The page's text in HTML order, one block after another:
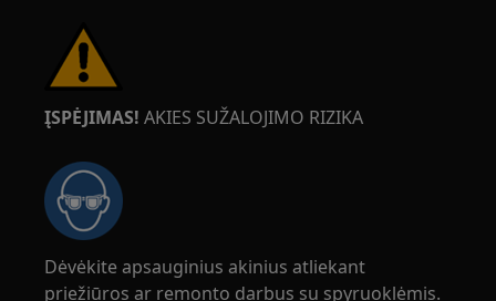
ĮSPĖJIMAS! AKIES SUŽALOJIMO RIZIKA
Dėvėkite apsauginius akinius atliekant
priežiūros ar remonto darbus su spyruoklėmis.